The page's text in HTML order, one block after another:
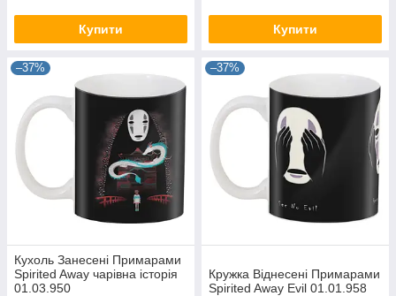
Купити Купити
–37%
Кухоль Занесені Примарами
Spirited Away чарівна історія
01.03.950
–37%
Кружка Віднесені Примарами
Spirited Away Evil 01.01.958